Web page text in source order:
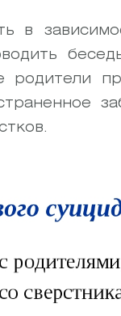
в
родители